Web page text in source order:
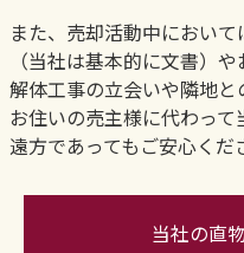
また、売却活動中におい
（当社は基本的に文書）
解体工事の立会いや隣地
お住いの売主様に代わっ
遠方であってもご安心くだ
当社の直